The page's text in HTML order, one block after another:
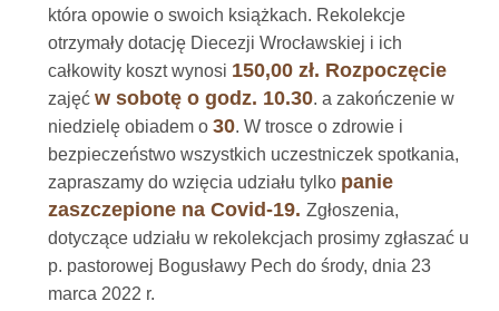
która opowie o swoich książkach. Rekolekcje
otrzymały dotację Diecezji Wrocławskiej i ich
całkowity koszt wynosi 150,00 zł. Rozpoczęcie
zajęć w sobotę o godz. 10.30. a zakończenie w
niedzielę obiadem o 30. W trosce o zdrowie i
bezpieczeństwo wszystkich uczestniczek spotkania,
zapraszamy do wzięcia udziału tylko panie
zaszczepione na Covid-19. Zgłoszenia,
dotyczące udziału w rekolekcjach prosimy zgłaszać u
p. pastorowej Bogusławy Pech do środy, dnia 23
marca 2022 r.